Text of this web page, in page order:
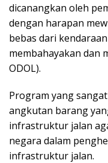
dicanangkan oleh
dengan harapan
bebas dari
membahayakan dan
ODOL).
Program yang
angkutan barang
infrastruktur jalan
negara dalam
infrastruktur jalan.